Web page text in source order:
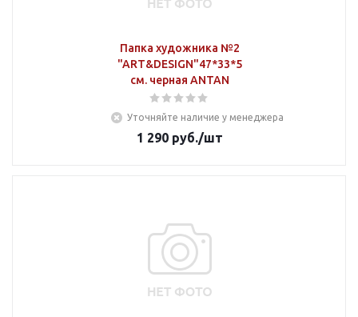
Папка художника №2
"ART&DESIGN"47*33*5
см. черная ANTAN
Уточняйте наличие у менеджера
1 290руб./шт